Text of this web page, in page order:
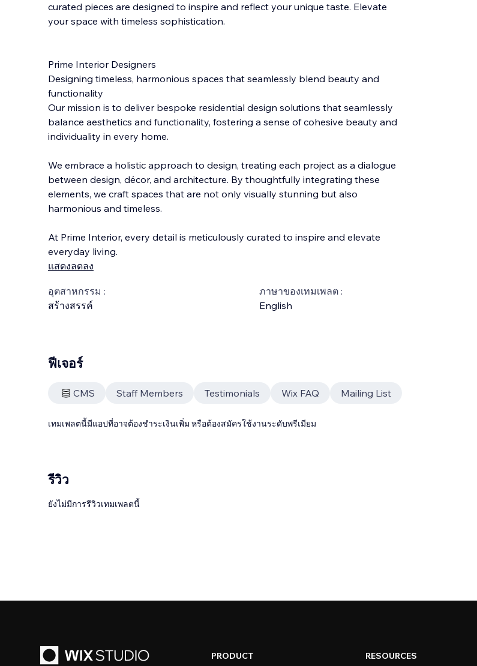
curated pieces are designed to inspire and reflect your unique taste. Elevate
your space with timeless sophistication.
Prime Interior Designers
Designing timeless, harmonious spaces that seamlessly blend beauty and
functionality
Our mission is to deliver bespoke residential design solutions that seamlessly
balance aesthetics and functionality, fostering a sense of cohesive beauty and
individuality in every home.
We embrace a holistic approach to design, treating each project as a dialogue
between design, décor, and architecture. By thoughtfully integrating these
elements, we craft spaces that are not only visually stunning but also
harmonious and timeless.
At Prime Interior, every detail is meticulously curated to inspire and elevate
everyday living.
แสดงลดลง
อุตสาหกรรม :
สร้างสรรค์
ภาษาของเทมเพลต :
English
ฟีเจอร์
CMS Staff Members Testimonials Wix FAQ Mailing List
เทมเพลตนี้มีแอปที่อาจต้องชำระเงินเพิ่ม หรือต้องสมัครใช้งานระดับพรีเมียม
รีวิว
ยังไม่มีการรีวิวเทมเพลตนี้
PRODUCT RESOURCES